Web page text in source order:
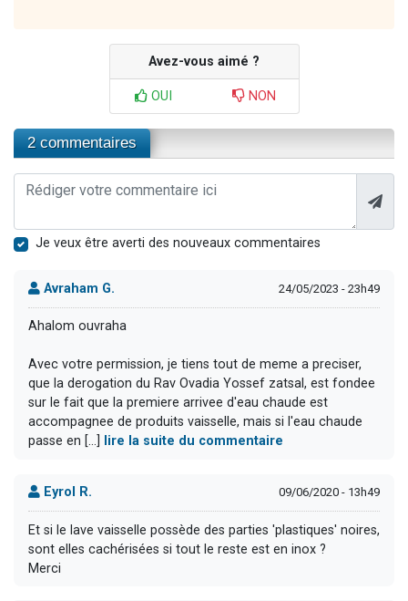
Avez-vous aimé ?
OUI NON
2 commentaires
Je veux être averti des nouveaux commentaires
Avraham G. 24/05/2023 - 23h49
Ahalom ouvraha
Avec votre permission, je tiens tout de meme a preciser,
que la derogation du Rav Ovadia Yossef zatsal, est fondee
sur le fait que la premiere arrivee d'eau chaude est
accompagnee de produits vaisselle, mais si l'eau chaude
passe en [...]
lire la suite du commentaire
Eyrol R. 09/06/2020 - 13h49
Et si le lave vaisselle possède des parties 'plastiques' noires,
sont elles cachérisées si tout le reste est en inox ?
Merci